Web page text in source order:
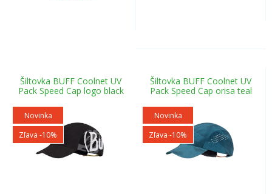
Šiltovka BUFF Coolnet UV
Pack Speed Cap logo black
Novinka
Zľava -10%
Šiltovka BUFF Coolnet UV
Pack Speed Cap orisa teal
Novinka
Zľava -10%